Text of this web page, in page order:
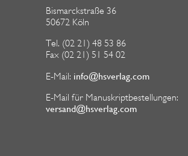
Bismarckstraße 36
50672 Köln
Tel. (02 21) 48 53 86
Fax (02 21) 51 54 02
E-Mail: info@hsverlag.com
E-Mail für Manuskriptbestellungen:
versand@hsverlag.com